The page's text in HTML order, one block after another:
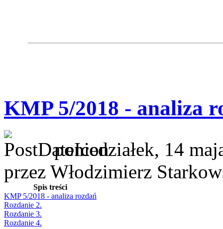
KMP 5/2018 - analiza
poniedziałek, 14
przez Włodzimierz
Spis treści
KMP 5/2018 - analiza rozdań
Rozdanie 2.
Rozdanie 3.
Rozdanie 4.